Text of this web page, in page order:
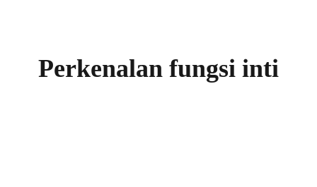
Perkenalan fungsi inti